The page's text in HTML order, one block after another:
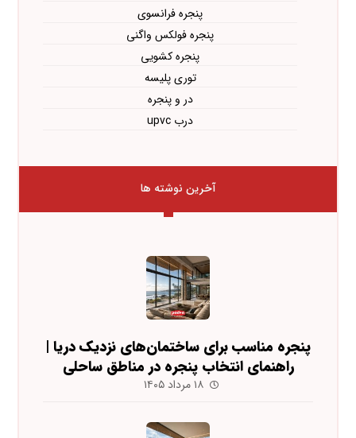
پنجره فرانسوی
پنجره فولکس واگنی
پنجره کشویی
توری پلیسه
در و پنجره
درب upvc
آخرین نوشته ها
پنجره مناسب برای ساختمان‌های نزدیک دریا |
راهنمای انتخاب پنجره در مناطق ساحلی
۱۸ مرداد ۱۴۰۵